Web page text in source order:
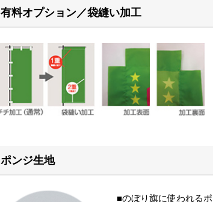
有料オプション／袋縫い加工
ポンジ生地
■のぼり旗に使われる